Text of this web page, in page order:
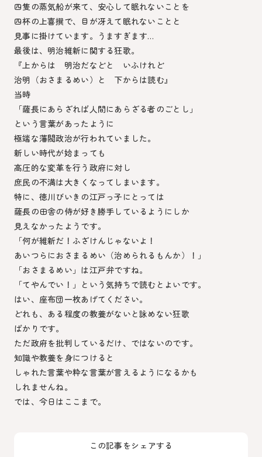
四隻の蒸気船が来て、安心して眠れないことを
四杯の上喜撰で、目が冴えて眠れないことと
見事に掛けています。うますぎます…
最後は、明治維新に関する狂歌。
『上からは 明治だなどと いふけれど
治明（おさまるめい）と 下からは読む』
当時
「薩長にあらざれば人間にあらざる者のごとし」
という言葉があったように
極端な藩閥政治が行われていました。
新しい時代が始まっても
高圧的な変革を行う政府に対し
庶民の不満は大きくなってしまいます。
特に、徳川びいきの江戸っ子にとっては
薩長の田舎の侍が好き勝手しているようにしか
見えなかったようです。
「何が維新だ！ふざけんじゃないよ！
あいつらにおさまるめい（治められるもんか）！」
「おさまるめい」は江戸弁ですね。
「てやんでい！」という気持ちで読むとよいです。
はい、座布団一枚あげてください。
どれも、ある程度の教養がないと詠めない狂歌
ばかりです。
ただ政府を批判しているだけ、ではないのです。
知識や教養を身につけると
しゃれた言葉や粋な言葉が言えるようになるかも
しれませんね。
では、今日はここまで。
この記事をシェアする